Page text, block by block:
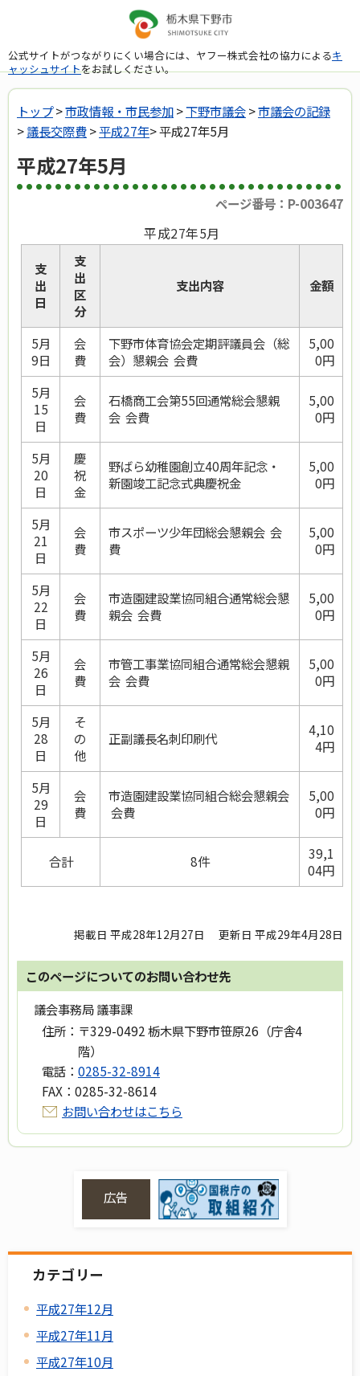
公式サイトがつながりにくい場合には、ヤフー株式会社の協力によるキ
ャッシュサイトをお試しください。
トップ>市政情報・市民参加>下野市議会>市議会の記録
>議長交際費>平成27年> 平成27年5月
平成27年5月
ページ番号：P-003647
平成27年5月
支
出
日
支
出
区
分
支出内容 金額
5月
9日
会
費
下野市体育協会定期評議員会（総
会）懇親会 会費
5,00
0円
5月
15
日
会
費
石橋商工会第55回通常総会懇親
会 会費
5,00
0円
5月
20
日
慶
祝
金
野ばら幼稚園創立40周年記念・
新園竣工記念式典慶祝金
5,00
0円
5月
21
日
会
費
市スポーツ少年団総会懇親会 会
費
5,00
0円
5月
22
日
会
費
市造園建設業協同組合通常総会懇
親会 会費
5,00
0円
5月
26
日
会
費
市管工事業協同組合通常総会懇親
会 会費
5,00
0円
5月
28
日
そ
の
他
正副議長名刺印刷代
4,10
4円
5月
29
日
会
費
市造園建設業協同組合総会懇親会
会費
5,00
0円
合計 8件
39,1
04円
掲載日 平成28年12月27日 更新日 平成29年4月28日
このページについてのお問い合わせ先
議会事務局 議事課
住所： 〒329-0492 栃木県下野市笹原26（庁舎4
階）
電話： 0285-32-8914
FAX： 0285-32-8614
お問い合わせはこちら
広告
カテゴリー
平成27年12月
平成27年11月
平成27年10月